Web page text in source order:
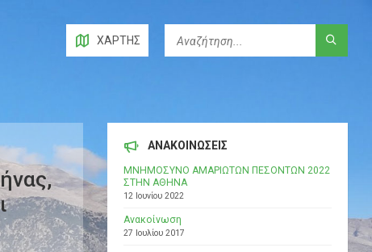
ΧΆΡΤΗΣ
ΑΝΑΚΟΙΝΩΣΕΙΣ
ΜΝΗΜΟΣΥΝΟ ΑΜΑΡΙΩΤΩΝ ΠΕΣΟΝΤΩΝ 2022
ΣΤΗΝ ΑΘΗΝΑ
12 Ιουνίου 2022
Ανακοίνωση
27 Ιουλίου 2017